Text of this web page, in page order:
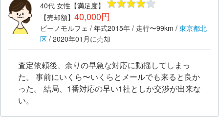
40代 女性 【満足度】
【売却額】 40,000円
ビーノモルフェ / 年式2015年 / 走行〜99km / 東京都北
区 / 2020年01月 に売却
査定依頼後、余りの早急な対応に動揺してしまっ
た。 事前にいくら〜いくらとメールでも来ると良か
った。 結局、1番対応の早い1社としか交渉が出来な
い。